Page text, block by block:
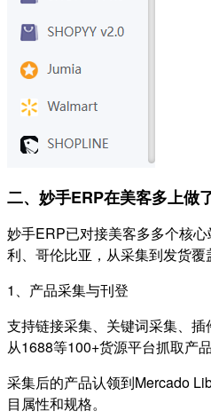
二、妙手ERP在美客多上做
妙手ERP已对接美客多多个核
利、哥伦比亚，从采集到发货覆
1、产品采集与刊登
支持链接采集、关键词采集、插
从1688等100+货源平台抓取产品
采集后的产品认领到Mercado
目属性和规格。